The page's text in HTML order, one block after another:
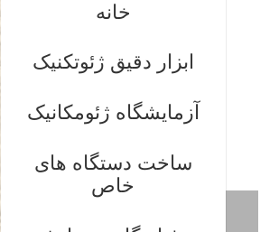
خانه
ابزار دقیق ژئوتکنیک
آزمایشگاه ژئومکانیک
ساخت دستگاه های
خاص